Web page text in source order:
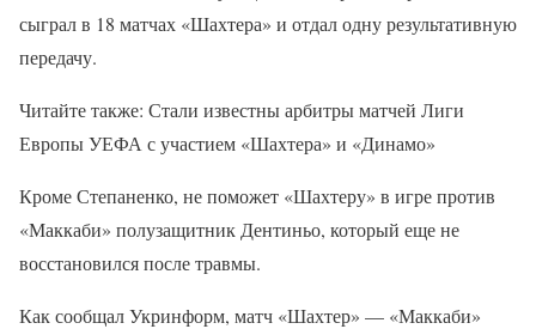
сыграл в 18 матчах «Шахтера» и отдал одну результативную
передачу.
Читайте также: Стали известны арбитры матчей Лиги
Европы УЕФА с участием «Шахтера» и «Динамо»
Кроме Степаненко, не поможет «Шахтеру» в игре против
«Маккаби» полузащитник Дентиньо, который еще не
восстановился после травмы.
Как сообщал Укринформ, матч «Шахтер» — «Маккаби»